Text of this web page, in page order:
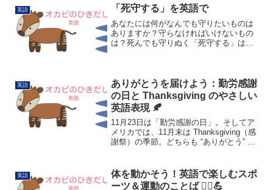
わる英語表現 をご紹介します。🌀
typhoon / hu...
英語 「死守する」を英語で
あなたには何がなんでも守りたいものは
ありますか？守らなければいけないもの
は？死んでも守りぬく「死守する」は英
英語
ありがとうを届けよう：勤労感謝
の日と Thanksgiving のやさしい
英語表現 🍂
11月23日は「勤労感謝の日」。そしてア
メリカでは、11月末は Thanksgiving（感
謝祭）の季節。どちらも “ありがとう” を
ってほしいものですよね。勤労感謝の
日...
英語
体を動かそう！英語で楽しむスポ
ーツ＆運動のことば 🏃‍♀️💪